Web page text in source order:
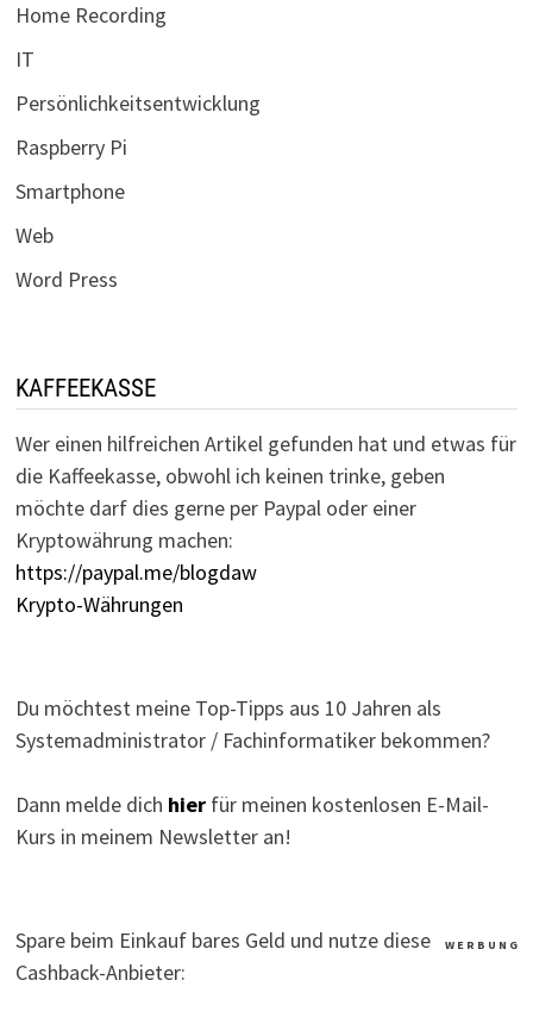
Home Recording
IT
Persönlichkeitsentwicklung
Raspberry Pi
Smartphone
Web
Word Press
KAFFEEKASSE
Wer einen hilfreichen Artikel gefunden hat und etwas für
die Kaffeekasse, obwohl ich keinen trinke, geben
möchte darf dies gerne per Paypal oder einer
Kryptowährung machen:
https://paypal.me/blogdaw
Krypto-Währungen
Du möchtest meine Top-Tipps aus 10 Jahren als
Systemadministrator / Fachinformatiker bekommen?
Dann melde dich hierfür meinen kostenlosen E-Mail-
Kurs in meinem Newsletter an!
W E R B U N G
Spare beim Einkauf bares Geld und nutze diese
Cashback-Anbieter: